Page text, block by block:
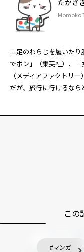
Momoko
二足のわらじを履いた
でポン」（集英社）、「
（メディアファクトリ
だが、旅行に行けるなら
この
マンガ